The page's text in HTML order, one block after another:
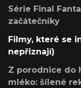
Série Final
začátečníky
Filmy, které se
nepřiznají)
Z porodnice do
mléko: šílené